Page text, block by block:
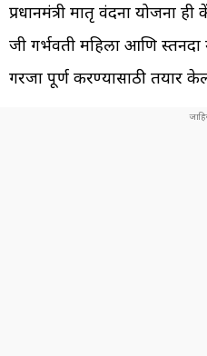
प्रधानमंत्री मातृ वंदना योजना
जी गर्भवती महिला आणि
गरजा पूर्ण करण्यासाठी तयार